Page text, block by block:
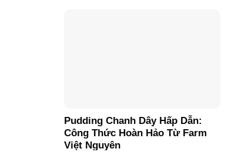
Pudding Chanh Dây Hấp Dẫn:
Công Thức Hoàn Hảo Từ Farm
Việt Nguyên